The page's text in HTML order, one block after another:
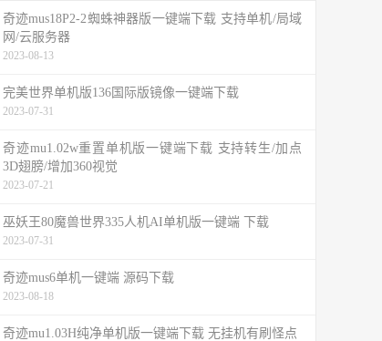
奇迹mus18P2-2蜘蛛神器版一键端下载 支持单机/局域
网/云服务器
2023-08-13
完美世界单机版136国际版镜像一键端下载
2023-07-31
奇迹mu1.02w重置单机版一键端下载 支持转生/加点
3D翅膀/增加360视觉
2023-07-21
巫妖王80魔兽世界335人机AI单机版一键端 下载
2023-07-31
奇迹mus6单机一键端 源码下载
2023-08-18
奇迹mu1.03H纯净单机版一键端下载 无挂机有刷怪点